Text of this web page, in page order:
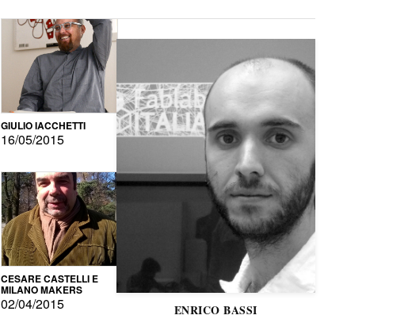
GIULIO IACCHETTI
16/05/2015
CESARE CASTELLI E
MILANO MAKERS
02/04/2015 ENRICO BASSI